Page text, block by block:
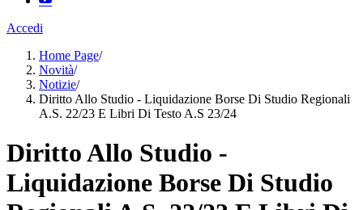
Accedi
Home Page/
Novità/
Notizie/
Diritto Allo Studio - Liquidazione Borse Di Studio Regionali
A.S. 22/23 E Libri Di Testo A.S 23/24
Diritto Allo Studio -
Liquidazione Borse Di Studio